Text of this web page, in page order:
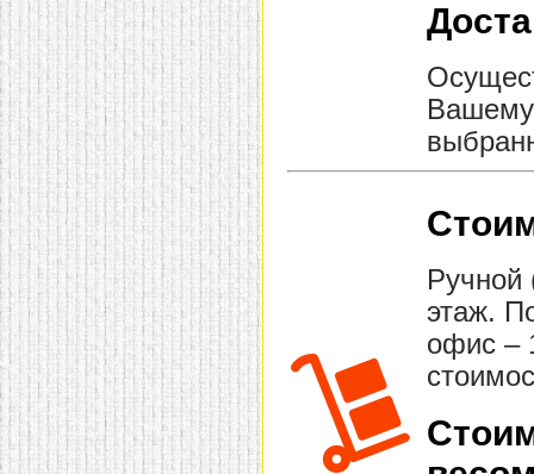
Вашему
Ручной
этаж.
офис –